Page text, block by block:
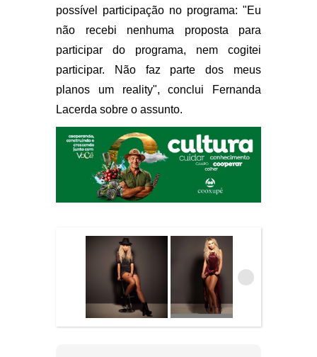
possível participação no programa: "Eu
não recebi nenhuma proposta para
participar do programa, nem cogitei
participar. Não faz parte dos meus
planos um reality", conclui Fernanda
Lacerda sobre o assunto.